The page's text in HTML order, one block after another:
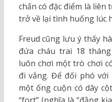
chấn có đặc điểm là
trở về lại tình huống lúc
Freud cũng lưu ý thấy
đứa cháu trai 18
luôn chơi một trò chơi
đi vắng. Để đối phó với
một ống cuộn có dây